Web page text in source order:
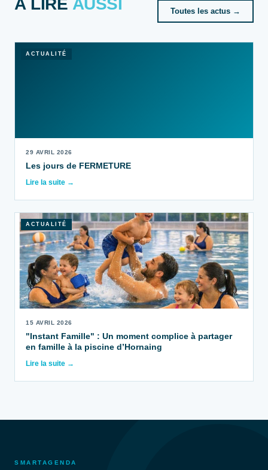
À LIRE AUSSI Toutes les actus →
ACTUALITÉ
29 AVRIL 2026
Les jours de FERMETURE
Lire la suite →
ACTUALITÉ
15 AVRIL 2026
"Instant Famille" : Un moment complice à partager
en famille à la piscine d’Hornaing
Lire la suite →
SMARTAGENDA